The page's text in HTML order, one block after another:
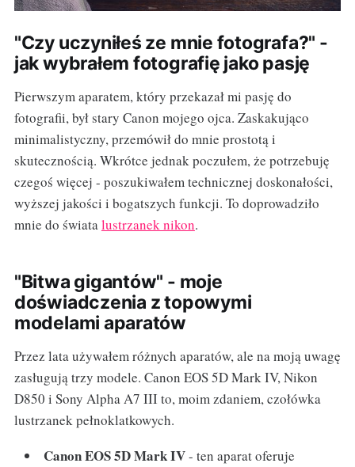
"Czy uczyniłeś ze mnie fotografa?" -
jak wybrałem fotografię jako pasję
Pierwszym aparatem, który przekazał mi pasję do
fotografii, był stary Canon mojego ojca. Zaskakująco
minimalistyczny, przemówił do mnie prostotą i
skutecznością. Wkrótce jednak poczułem, że potrzebuję
czegoś więcej - poszukiwałem technicznej doskonałości,
wyższej jakości i bogatszych funkcji. To doprowadziło
mnie do światalustrzanek nikon.
"Bitwa gigantów" - moje
doświadczenia z topowymi
modelami aparatów
Przez lata używałem różnych aparatów, ale na moją uwagę
zasługują trzy modele. Canon EOS 5D Mark IV, Nikon
D850 i Sony Alpha A7 III to, moim zdaniem, czołówka
lustrzanek pełnoklatkowych.
Canon EOS 5D Mark IV- ten aparat oferuje